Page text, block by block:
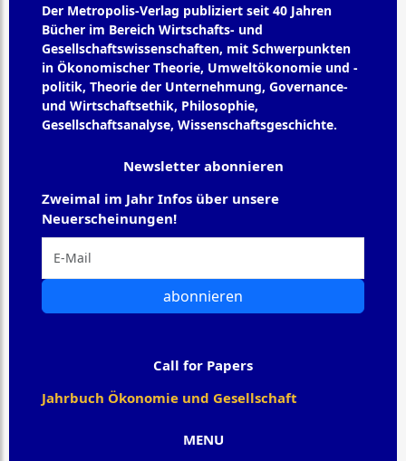
Der Metropolis-Verlag publiziert seit 40 Jahren
Bücher im Bereich Wirtschafts- und
Gesellschaftswissenschaften, mit Schwerpunkten
in Ökonomischer Theorie, Umweltökonomie und -
politik, Theorie der Unternehmung, Governance-
und Wirtschaftsethik, Philosophie,
Gesellschaftsanalyse, Wissenschaftsgeschichte.
MENU
Newsletter abonnieren
Zweimal im Jahr Infos über unsere
Neuerscheinungen!
abonnieren
Call for Papers
Jahrbuch Ökonomie und Gesellschaft